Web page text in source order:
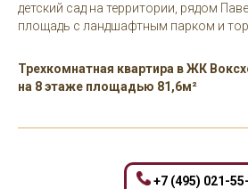
детский сад на территории, рядом
площадь с ландшафтным парком и
Трехкомнатная квартира в ЖК
на 8 этаже площадью 81,6м²
+7 (495) 021-